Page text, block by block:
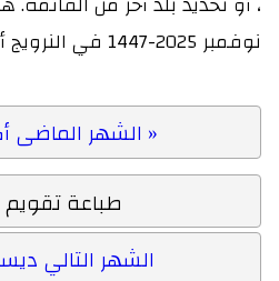
نوفمبر 2025-1447 في النرويج أو تنزيله بتنسيق PDF.
« الشهر الماضى
طباعة تقويم
الشهر التالي ديسمبر